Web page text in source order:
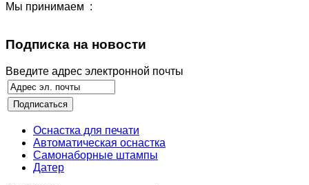
Мы принимаем :
Подписка на новости
Введите адрес электронной почты
Оснастка для печати
Автоматическая оснастка
Самонаборные штампы
Датер